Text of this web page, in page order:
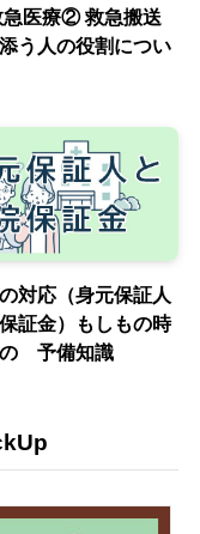
急医療② 救急搬送
う人の役割につい
対応（身元保証人
証金）もしもの時
予備知識